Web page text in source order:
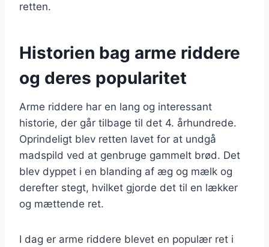
retten.
Historien bag arme riddere
og deres popularitet
Arme riddere har en lang og interessant
historie, der går tilbage til det 4. århundrede.
Oprindeligt blev retten lavet for at undgå
madspild ved at genbruge gammelt brød. Det
blev dyppet i en blanding af æg og mælk og
derefter stegt, hvilket gjorde det til en lækker
og mættende ret.
I dag er arme riddere blevet en populær ret i